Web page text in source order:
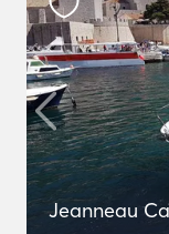
Jeanneau